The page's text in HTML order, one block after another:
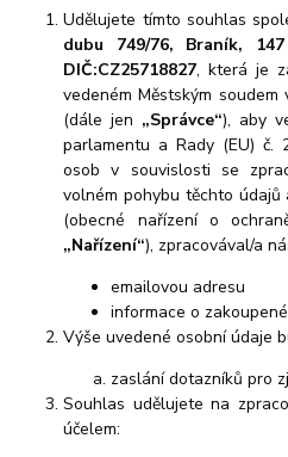
Udělujete tímto souhlas
dubu 749/76, Braník,
DIČ:CZ25718827, která je
vedeném Městským soudem
(dále jen „Správce“), aby
parlamentu a Rady (EU) č.
osob v souvislosti se
volném pohybu těchto údajů
(obecné nařízení o
„Nařízení“), zpracovával/a
emailovou adresu
informace o
Výše uvedené osobní údaje
zaslání dotazníků pro
Souhlas udělujete na
účelem: